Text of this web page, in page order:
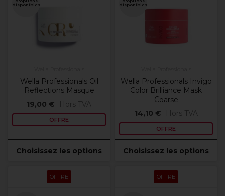
disponibles
Wella Professionals Oil
Reflections Masque
19,00 €
Hors TVA
OFFRE
Choisissez les options
disponibles
Wella Professionals Invigo
Color Brilliance Mask
Coarse
14,10 €
Hors TVA
OFFRE
Choisissez les options
OFFRE OFFRE